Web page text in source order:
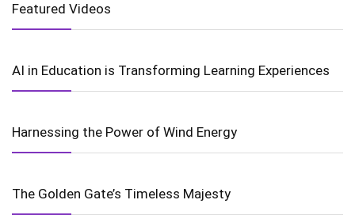
Featured Videos
AI in Education is Transforming Learning Experiences
Harnessing the Power of Wind Energy
The Golden Gate’s Timeless Majesty